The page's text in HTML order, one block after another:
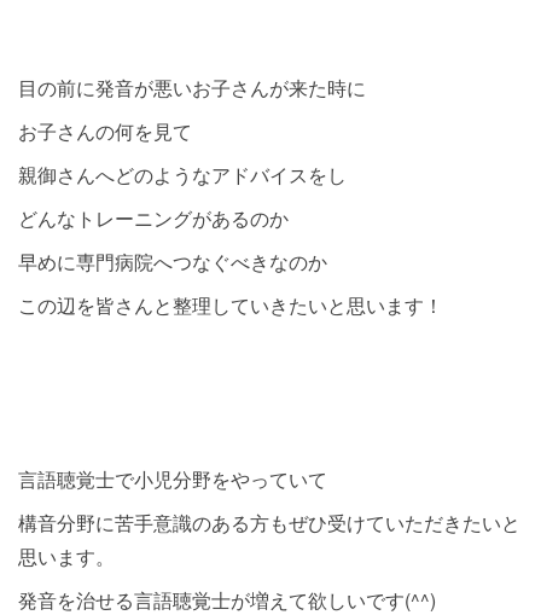
目の前に発音が悪いお子さんが来た時に
お子さんの何を見て
親御さんへどのようなアドバイスをし
どんなトレーニングがあるのか
早めに専門病院へつなぐべきなのか
この辺を皆さんと整理していきたいと思います！
言語聴覚士で小児分野をやっていて
構音分野に苦手意識のある方もぜひ受けていただきたいと
思います。
発音を治せる言語聴覚士が増えて欲しいです(^^)